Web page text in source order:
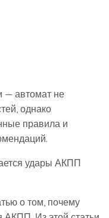
— автомат не
однако
правила и
о том, почему